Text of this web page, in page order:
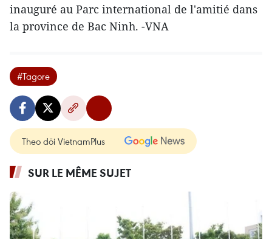
inauguré au Parc international de l'amitié dans
la province de Bac Ninh. -VNA
#Tagore
Theo dõi VietnamPlus
SUR LE MÊME SUJET